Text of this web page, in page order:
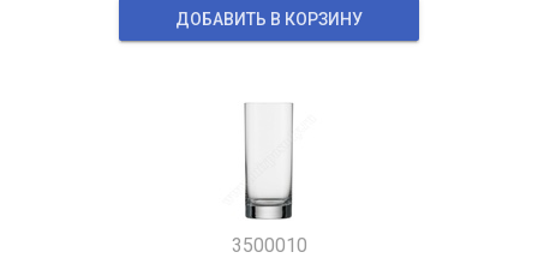
ДОБАВИТЬ В КОРЗИНУ
3500010